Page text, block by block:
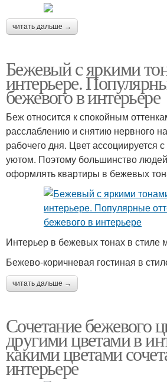
читать дальше →
Бежевый с яркими
интерьере.
бежевого в интерьере
Беж относится к спокойным
расслаблению и снятию нервного
рабочего дня. Цвет ассоциируется
уютом. Поэтому большинство
оформлять квартиры в бежевых
Интерьер в бежевых тонах в стиле
Бежево-коричневая гостиная в
читать дальше →
Сочетание бежевого
другими цветами в
какими цветами
интерьере